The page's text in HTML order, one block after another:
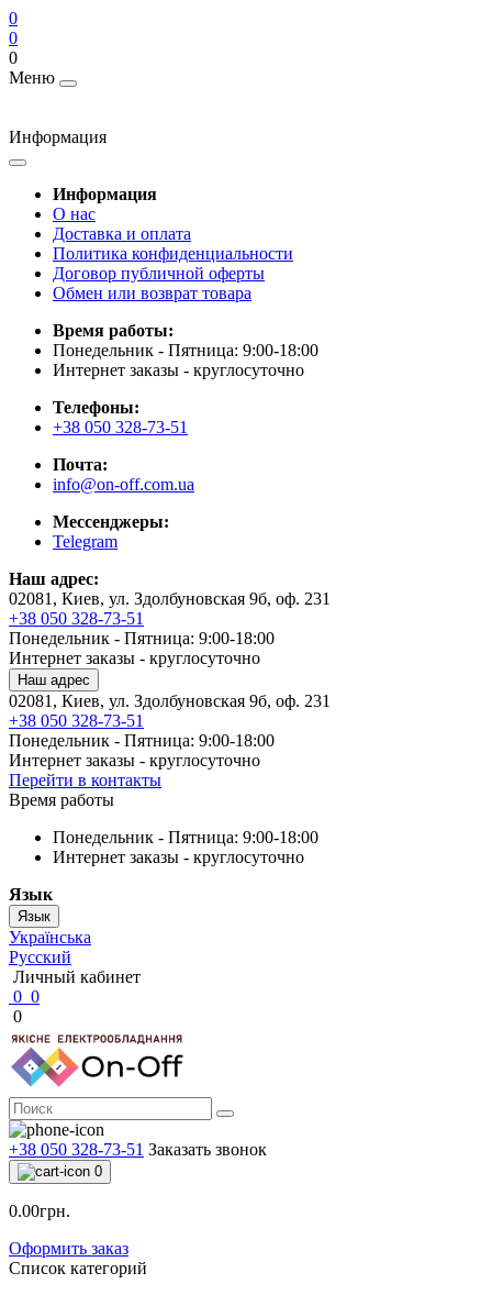
0
0
0
Меню
Информация
Информация
О нас
Доставка и оплата
Политика конфиденциальности
Договор публичной оферты
Обмен или возврат товара
Время работы:
Понедельник - Пятница: 9:00-18:00
Интернет заказы - круглосуточно
Телефоны:
+38 050 328-73-51
Почта:
info@on-off.com.ua
Мессенджеры:
Telegram
Наш адрес:
02081, Киев, ул. Здолбуновская 9б, оф. 231
+38 050 328-73-51
Понедельник - Пятница: 9:00-18:00
Интернет заказы - круглосуточно
Наш адрес
02081, Киев, ул. Здолбуновская 9б, оф. 231
+38 050 328-73-51
Понедельник - Пятница: 9:00-18:00
Интернет заказы - круглосуточно
Перейти в контакты
Время работы
Понедельник - Пятница: 9:00-18:00
Интернет заказы - круглосуточно
Язык
Язык
Українська
Русский
Личный кабинет
0 0
0
+38 050 328-73-51 Заказать звонок
0
0.00грн.
Оформить заказ
Список категорий